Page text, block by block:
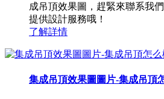
成吊頂效果圖，趕緊來聯系我
提供設計服務哦！
了解詳情
集成吊頂效果圖圖片-集成吊頂